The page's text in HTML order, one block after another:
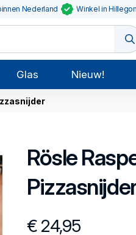
Nederland Winkel in
Glas Nieuw!
Rösle
€ 24,95